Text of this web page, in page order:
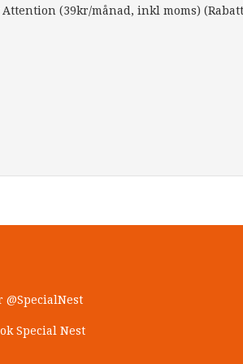
(39kr/månad, inkl moms)
@SpecialNest
Special Nest